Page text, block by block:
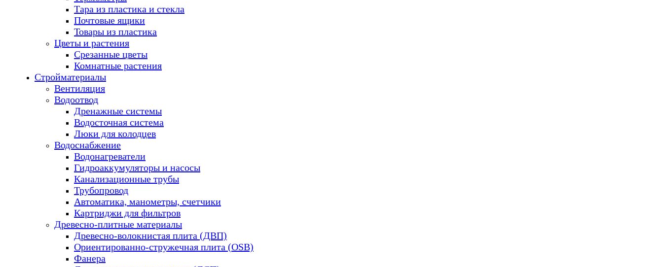
Тара из пластика и стекла
Почтовые ящики
Товары из пластика
Цветы и растения
Срезанные цветы
Комнатные растения
Стройматериалы
Вентиляция
Водоотвод
Дренажные системы
Водосточная система
Люки для колодцев
Водоснабжение
Водонагреватели
Гидроаккумуляторы и насосы
Канализационные трубы
Трубопровод
Автоматика, манометры, счетчики
Картриджи для фильтров
Древесно-плитные материалы
Древесно-волокнистая плита (ДВП)
Ориентированно-стружечная плита (OSB)
Фанера